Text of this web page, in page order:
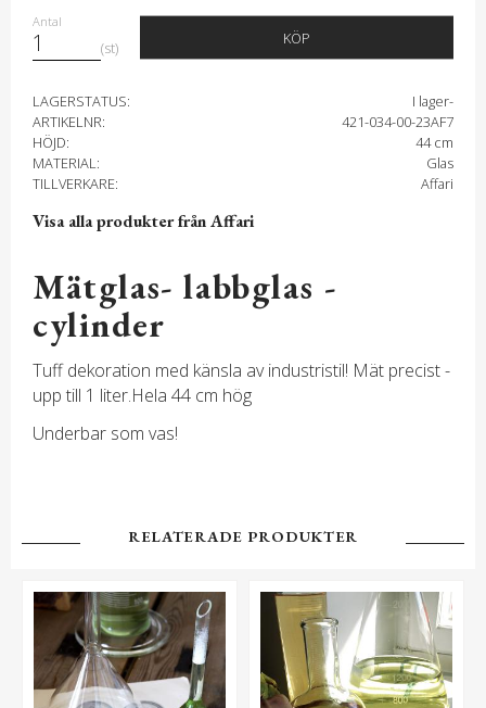
Antal
st
KÖP
LAGERSTATUS
I lager-
ARTIKELNR
421-034-00-23AF7
HÖJD
44 cm
MATERIAL
Glas
TILLVERKARE
Affari
Visa alla produkter från Affari
Mätglas- labbglas -
cylinder
Tuff dekoration med känsla av industristil! Mät precist -
upp till 1 liter.Hela 44 cm hög
Underbar som vas!
RELATERADE PRODUKTER